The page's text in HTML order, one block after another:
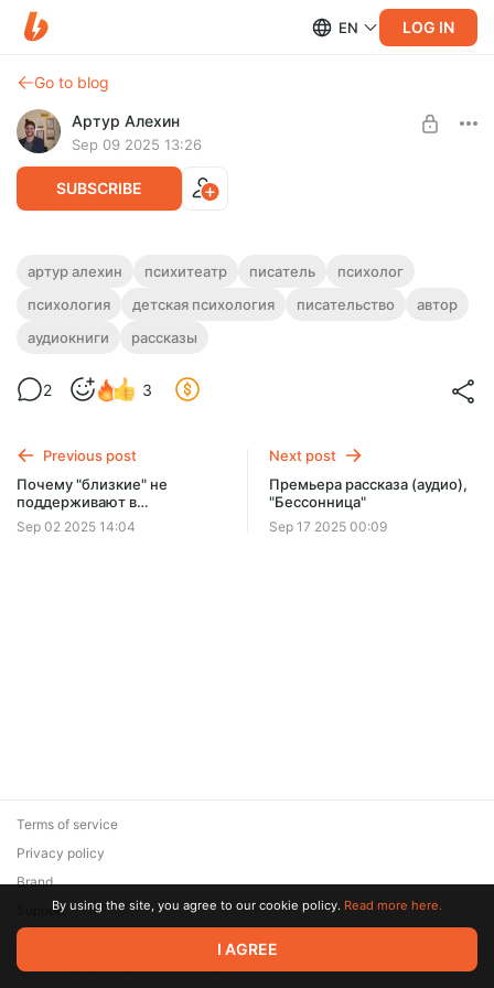
EN LOG IN
Go to blog
Артур Алехин
Sep 09 2025 13:26
SUBSCRIBE
"Вундеркиндия". Комментарий от
автора.
Мало кто знает, что мне довелось поступить в университет
моей психики...
Level required:
артур алехин психитеатр писатель
психолог
психология
детская психология писательство
автор
аудиокниги
рассказы
2 3
Previous post
Почему "близкие" не
поддерживают в
творчестве?
Sep 02 2025 14:04
Next post
Премьера рассказа (аудио),
"Бессонница"
Sep 17 2025 00:09
© 2026 Zaya Solutions Limited. All rights reserved. All trademarks
are the property of their respective owners.
Terms of service
Privacy policy
Brand
SupportBy using the site, you agree to our cookie policy. Read more here.
I AGREE